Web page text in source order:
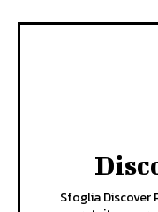
Sfoglia Discover